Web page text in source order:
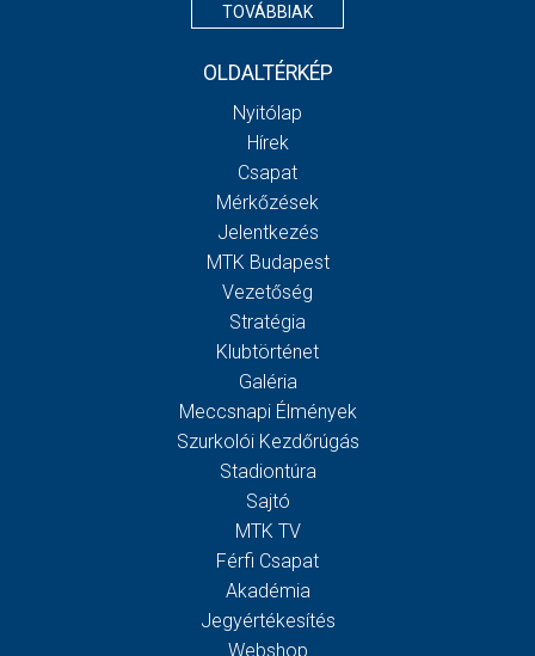
TOVÁBBIAK
OLDALTÉRKÉP
Nyitólap
Hírek
Csapat
Mérkőzések
Jelentkezés
MTK Budapest
Vezetőség
Stratégia
Klubtörténet
Galéria
Meccsnapi Élmények
Szurkolói Kezdőrúgás
Stadiontúra
Sajtó
MTK TV
Férfi Csapat
Akadémia
Jegyértékesítés
Webshop